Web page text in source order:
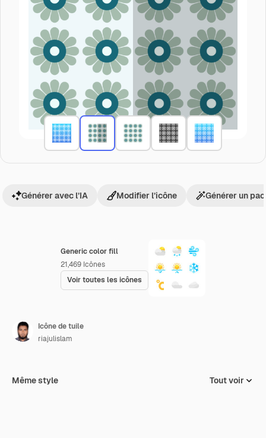
Generic color fill
21,469 Icônes
Voir toutes les icônes
Générer avec l’IA Modifier l’icône Générer un
Icône de tuile
riajulislam
Même style Tout voir